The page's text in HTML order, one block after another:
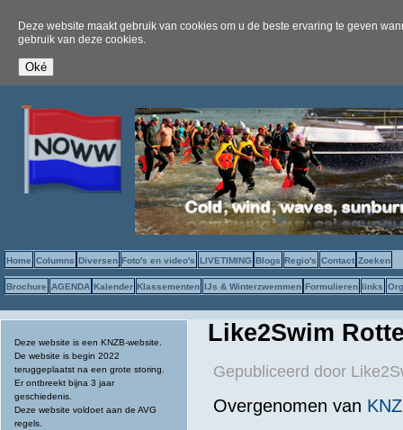
Deze website maakt gebruik van cookies om u de beste ervaring te geven
gebruik van deze cookies.
Home Columns Diversen Foto's en video's LIVETIMING Blogs Regio's Contact Zoeken
Brochure AGENDA Kalender Klassementen IJs & Winterzwemmen Formulieren links
Deze website is een KNZB-website.
De website is begin 2022
teruggeplaatst na een grote storing.
Er ontbreekt bijna 3 jaar
geschiedenis.
Deze website voldoet aan de AVG
regels.
Like2Swim
Gepubliceerd door
Overgenomen van